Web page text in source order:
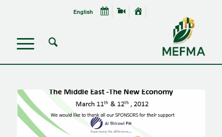
English